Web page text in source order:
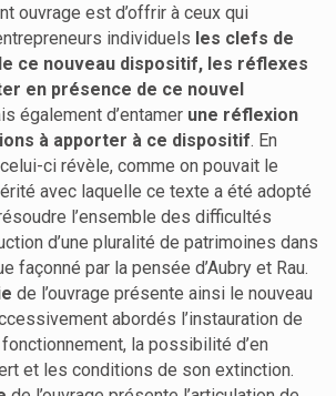
ouvrage est d’offrir à ceux qui
individuels les clefs de
ce nouveau dispositif, les réflexes
en présence de ce nouvel
également d’entamer une réflexion
à apporter à ce dispositif. En
ci révèle, comme on pouvait le
avec laquelle ce texte a été adopté
l’ensemble des difficultés
d’une pluralité de patrimoines dans
façonné par la pensée d’Aubry et Rau.
de l’ouvrage présente ainsi le nouveau
abordés l’instauration de
la possibilité d’en
et les conditions de son extinction.